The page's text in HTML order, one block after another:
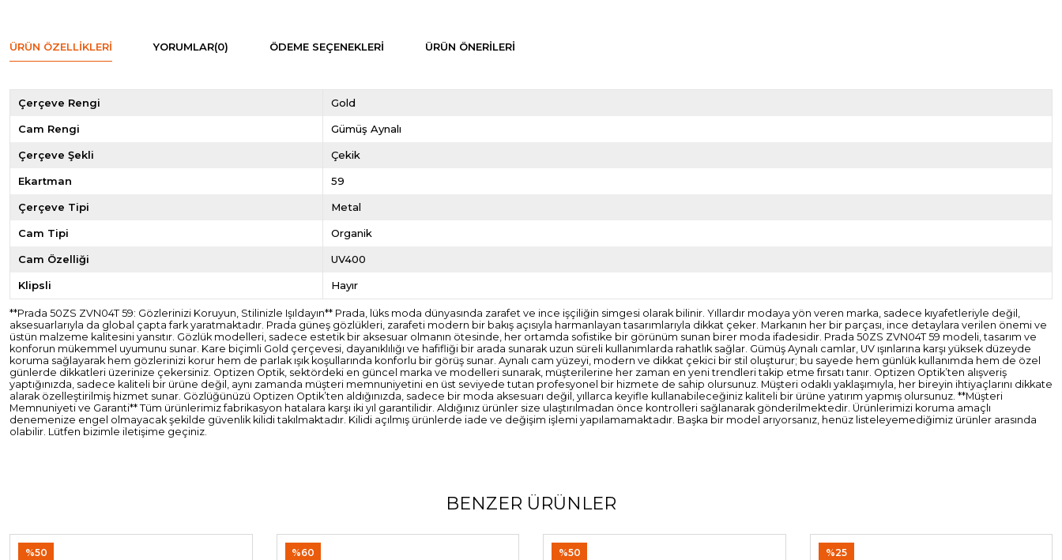
ÜRÜN ÖZELLIKLERI YORUMLAR(0) ÖDEME SEÇENEKLERI ÜRÜN ÖNERILERI
Çerçeve Rengi Gold
Cam Rengi Gümüş Aynalı
Çerçeve Şekli Çekik
Ekartman 59
Çerçeve Tipi Metal
Cam Tipi Organik
Cam Özelliği UV400
Klipsli Hayır
**Prada 50ZS ZVN04T 59: Gözlerinizi Koruyun, Stilinizle Işıldayın** Prada, lüks moda dünyasında zarafet ve ince işçiliğin simgesi olarak bilinir. Yıllardır modaya yön veren marka, sadece kıyafetleriyle değil,
aksesuarlarıyla da global çapta fark yaratmaktadır. Prada güneş gözlükleri, zarafeti modern bir bakış açısıyla harmanlayan tasarımlarıyla dikkat çeker. Markanın her bir parçası, ince detaylara verilen önemi ve
üstün malzeme kalitesini yansıtır. Gözlük modelleri, sadece estetik bir aksesuar olmanın ötesinde, her ortamda sofistike bir görünüm sunan birer moda ifadesidir. Prada 50ZS ZVN04T 59 modeli, tasarım ve
konforun mükemmel uyumunu sunar. Kare biçimli Gold çerçevesi, dayanıklılığı ve hafifliği bir arada sunarak uzun süreli kullanımlarda rahatlık sağlar. Gümüş Aynalı camlar, UV ışınlarına karşı yüksek düzeyde
koruma sağlayarak hem gözlerinizi korur hem de parlak ışık koşullarında konforlu bir görüş sunar. Aynalı cam yüzeyi, modern ve dikkat çekici bir stil oluşturur; bu sayede hem günlük kullanımda hem de özel
günlerde dikkatleri üzerinize çekersiniz. Optizen Optik, sektördeki en güncel marka ve modelleri sunarak, müşterilerine her zaman en yeni trendleri takip etme fırsatı tanır. Optizen Optik’ten alışveriş
yaptığınızda, sadece kaliteli bir ürüne değil, aynı zamanda müşteri memnuniyetini en üst seviyede tutan profesyonel bir hizmete de sahip olursunuz. Müşteri odaklı yaklaşımıyla, her bireyin ihtiyaçlarını dikkate
alarak özelleştirilmiş hizmet sunar. Gözlüğünüzü Optizen Optik’ten aldığınızda, sadece bir moda aksesuarı değil, yıllarca keyifle kullanabileceğiniz kaliteli bir ürüne yatırım yapmış olursunuz. **Müşteri
Memnuniyeti ve Garanti** Tüm ürünlerimiz fabrikasyon hatalara karşı iki yıl garantilidir. Aldığınız ürünler size ulaştırılmadan önce kontrolleri sağlanarak gönderilmektedir. Ürünlerimizi koruma amaçlı
denemenize engel olmayacak şekilde güvenlik kilidi takılmaktadır. Kilidi açılmış ürünlerde iade ve değişim işlemi yapılamamaktadır. Başka bir model arıyorsanız, henüz listeleyemediğimiz ürünler arasında
olabilir. Lütfen bizimle iletişime geçiniz.
BENZER ÜRÜNLER
%50 %60 %50 %25